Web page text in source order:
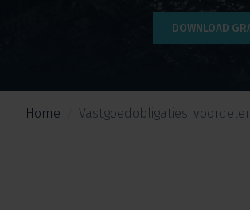
DOWNLOAD
Home Vastgoedobligaties: